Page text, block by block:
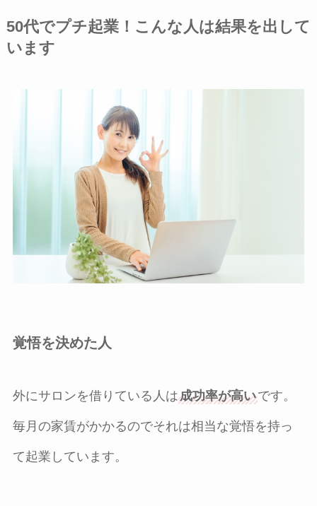
50代でプチ起業！こんな人は結果を出して
います
覚悟を決めた人
外にサロンを借りている人は成功率が高いです。
毎月の家賃がかかるのでそれは相当な覚悟を持っ
て起業しています。